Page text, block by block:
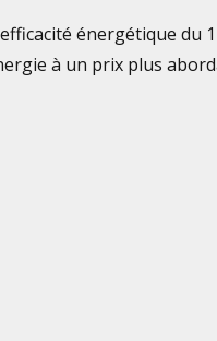
énergétique du
à un prix plus